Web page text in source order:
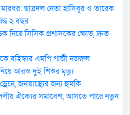
মারধর: ছাত্রদল নেতা হাসিবুর ও তারেক
২ বছর
নিয়ে সিসিক প্রশাসকের ক্ষোভ, দ্রুত
বহিস্কার এমপি গাজী নজরুল
আরও দুই শিশুর মৃত্যু
জনস্বাস্থ্যের জন্য হুমকি
ঐক্যের সমাবেশ, আসতে পারে নতুন